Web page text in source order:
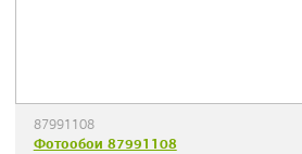
87991108
Фотообои 87991108